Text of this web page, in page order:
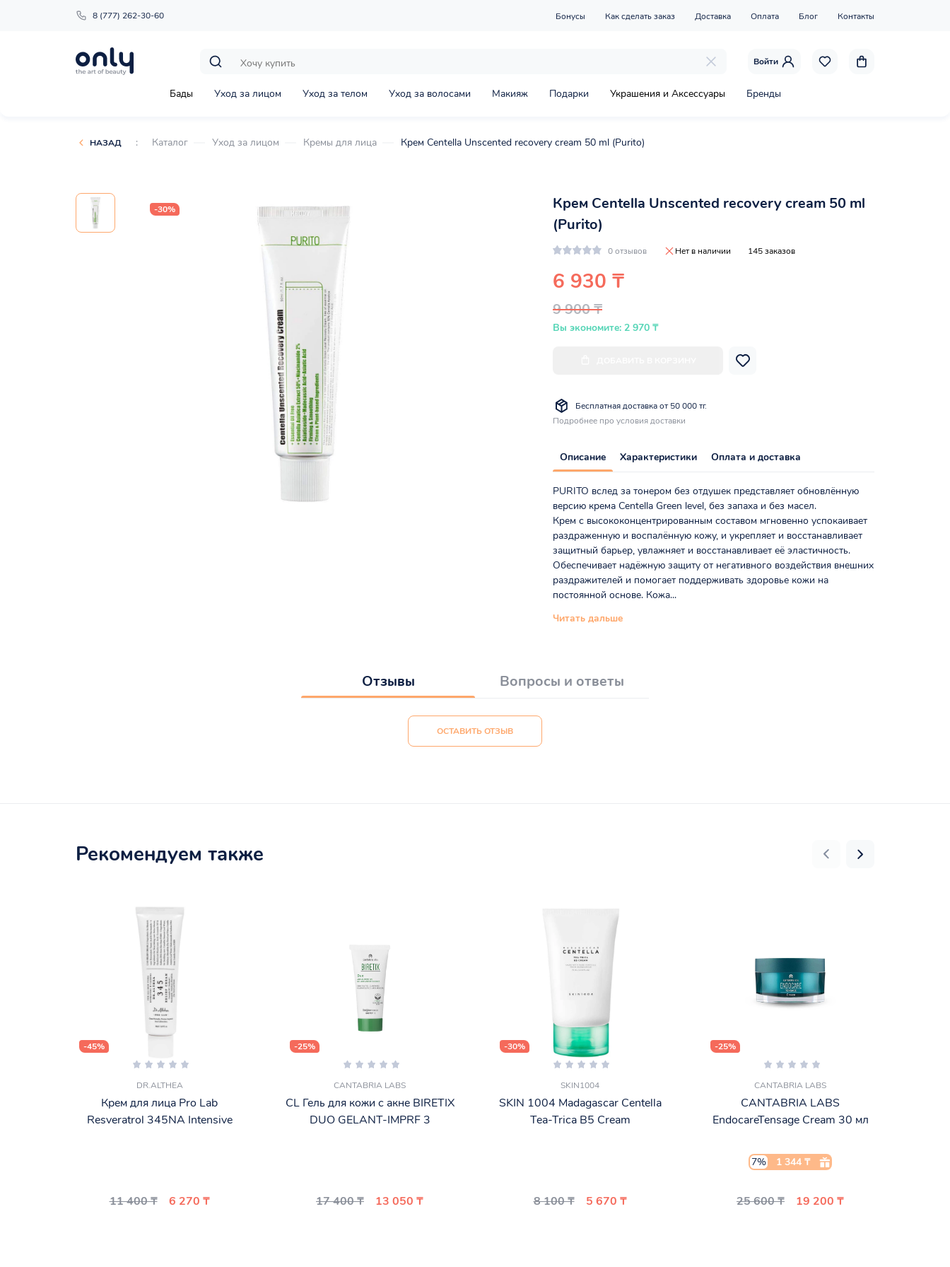
8 (777) 262-30-60 Бонусы Как сделать заказ Доставка Оплата Блог Контакты
Войти
Бады Уход за лицом Уход за телом Уход за волосами Макияж Подарки Украшения и Аксессуары Бренды
НАЗАД : Каталог Уход за лицом Кремы для лица Крем Centella Unscented recovery cream 50 ml (Purito)
-30%
Крем Centella Unscented recovery cream 50 ml
(Purito)
0 отзывов Нет в наличии 145 заказов
6 930 ₸
9 900 ₸
Вы экономите: 2 970 ₸
Бесплатная доставка от 50 000 тг.
Подробнее про условия доставки
Описание Характеристики Оплата и доставка
PURITO вслед за тонером без отдушек представляет обновлённую
версию крема Centella Green level, без запаха и без масел.
Крем с высококонцентрированным составом мгновенно успокаивает
раздраженную и воспалённую кожу, и укрепляет и восстанавливает
защитный барьер, увлажняет и восстанавливает её эластичность.
Обеспечивает надёжную защиту от негативного воздействия внешних
раздражителей и помогает поддерживать здоровье кожи на
постоянной основе. Кожа...
Читать дальше
Отзывы Вопросы и ответы
ОСТАВИТЬ ОТЗЫВ
Рекомендуем также
-45%
DR.ALTHEA
Крем для лица Pro Lab
Resveratrol 345NA Intensive
11 400 ₸ 6 270 ₸
-25%
CANTABRIA LABS
CL Гель для кожи с акне BIRETIX
DUO GELANT-IMPRF 3
17 400 ₸ 13 050 ₸
-30%
SKIN1004
SKIN 1004 Madagascar Centella
Tea-Trica B5 Cream
8 100 ₸ 5 670 ₸
-25%
CANTABRIA LABS
CANTABRIA LABS
EndocareTensage Cream 30 мл
7% 1 344 ₸
25 600 ₸ 19 200 ₸